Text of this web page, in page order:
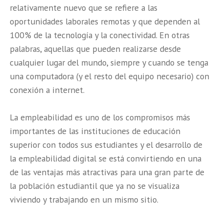
relativamente nuevo que se refiere a las
oportunidades laborales remotas y que dependen al
100% de la tecnología y la conectividad. En otras
palabras, aquellas que pueden realizarse desde
cualquier lugar del mundo, siempre y cuando se tenga
una computadora (y el resto del equipo necesario) con
conexión a internet.
La empleabilidad es uno de los compromisos más
importantes de las instituciones de educación
superior con todos sus estudiantes y el desarrollo de
la empleabilidad digital se está convirtiendo en una
de las ventajas más atractivas para una gran parte de
la población estudiantil que ya no se visualiza
viviendo y trabajando en un mismo sitio.